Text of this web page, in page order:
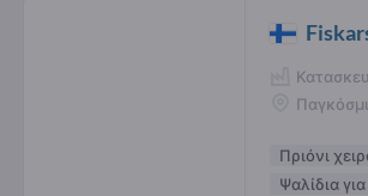
Πριόνι
Ψαλίδια